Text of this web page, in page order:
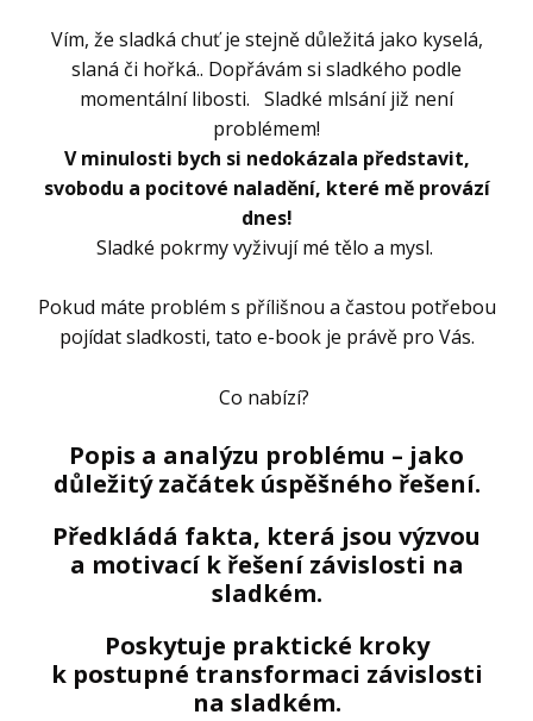
Vím, že sladká chuť je stejně důležitá jako kyselá,
slaná či hořká.. Dopřávám si sladkého podle
momentální libosti. Sladké mlsání již není
problémem!
V minulosti bych si nedokázala představit,
svobodu a pocitové naladění, které mě provází
dnes!
Sladké pokrmy vyživují mé tělo a mysl.
Pokud máte problém s přílišnou a častou potřebou
pojídat sladkosti, tato e-book je právě pro Vás.
Co nabízí?
Popis a analýzu problému – jako
důležitý začátek úspěšného řešení.
Předkládá fakta, která jsou výzvou
a motivací k řešení závislosti na
sladkém.
Poskytuje praktické kroky
k postupné transformaci závislosti
na sladkém.